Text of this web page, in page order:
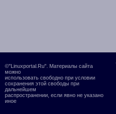
©"Linuxportal.Ru". Материалы сайта
можно
использовать свободно при условии
сохранения этой свободы при
дальнейшем
распространении, если явно не указано
иное